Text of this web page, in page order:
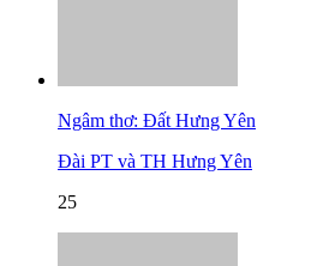
Ngâm thơ: Đất Hưng Yên
Đài PT và TH Hưng Yên
25